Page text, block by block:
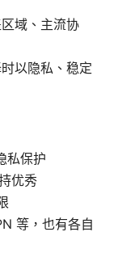
域、主流协
以隐私、稳定
私保护
优秀
等，也有各自